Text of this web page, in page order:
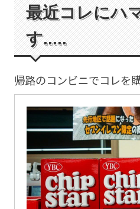
最近コレにハ
す.....
帰路のコンビニでコレを購